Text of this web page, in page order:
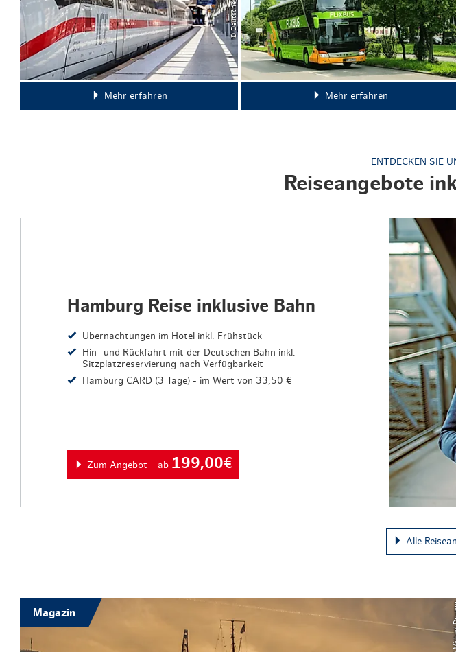
Mehr erfahren Mehr erfahren
ENTDECKEN SIE
Reiseangebote
Hamburg Reise inklusive Bahn
Übernachtungen im Hotel inkl. Frühstück
Hin- und Rückfahrt mit der Deutschen Bahn inkl.
Sitzplatzreservierung nach Verfügbarkeit
Hamburg CARD (3 Tage) - im Wert von 33,50 €
Zum Angebot ab 199,00€
Alle
©
Magazin